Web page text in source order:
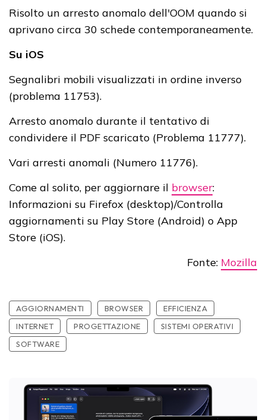
Risolto un arresto anomalo dell'OOM quando si
aprivano circa 30 schede contemporaneamente.
Su iOS
Segnalibri mobili visualizzati in ordine inverso
(problema 11753).
Arresto anomalo durante il tentativo di
condividere il PDF scaricato (Problema 11777).
Vari arresti anomali (Numero 11776).
Come al solito, per aggiornare il browser:
Informazioni su Firefox (desktop)/Controlla
aggiornamenti su Play Store (Android) o App
Store (iOS).
Fonte: Mozilla
AGGIORNAMENTI BROWSER
EFFICIENZA
INTERNET
PROGETTAZIONE
SISTEMI OPERATIVI
SOFTWARE